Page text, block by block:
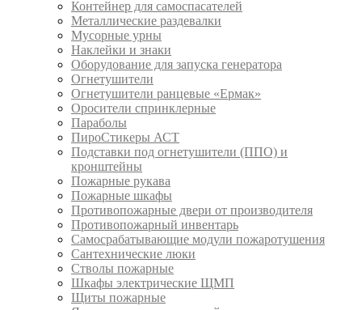
Контейнер для самоспасателей
Металлические раздевалки
Мусорные урны
Наклейки и знаки
Оборудование для запуска генератора
Огнетушители
Огнетушители ранцевые «Ермак»
Оросители спринклерные
Параболы
ПироСтикеры АСТ
Подставки под огнетушители (ППО) и
кронштейны
Пожарные рукава
Пожарные шкафы
Противопожарные двери от производителя
Противопожарный инвентарь
Самосрабатывающие модули пожаротушения
Сантехнические люки
Стволы пожарные
Шкафы электрические ЩМП
Щиты пожарные